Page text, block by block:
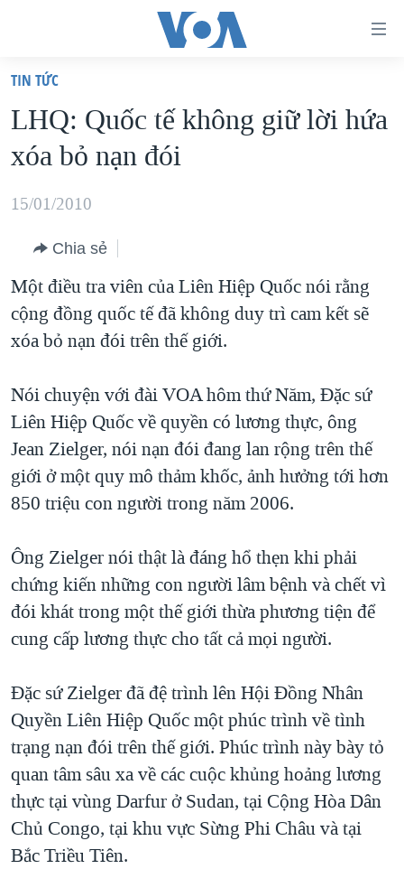
truy
cập
Tới
dung
chính
điều
hướng
chính
tới
"Tìm"
VIỆT NAM
HOA KỲ
BIỂN ĐÔNG
BLOG
DIỄN ĐÀN
MỤC
VẠCH TRẦN TIN GIẢ
NGƯỜI VIỆT HẢI NGOẠI
ĐỜI SỐNG
KINH TẾ
SỨC KHOẺ
VĂN HOÁ
THỂ THAO
GIÁO DỤC
CHUYÊN ĐỀ
CHIẾN TRANH THƯƠNG MẠI CỦA MỸ: QUÁ KHỨ VÀ HIỆN
HÀNH TRÌNH BẦU CỬ 2024
MỘT NĂM CHIẾN TRANH TẠI DẢI GAZA
GIẢI MÃ VÀNH ĐAI & CON ĐƯỜNG
TRỊNH VĨNH BÌNH - NGƯỜI HẠ 'BÊN THẮNG CUỘC'
GROUND ZERO – XƯA VÀ NAY
CHI PHÍ CHIẾN TRANH AFGHANISTAN
THƯỢNG ĐỈNH TRUMP-KIM TẠI VIỆT NAM
TRỊNH VĨNH BÌNH VS. CHÍNH PHỦ VIỆT NAM
NGƯ DÂN VIỆT VÀ LÀN SÓNG TRỘM HẢI SÂM
BÊN KIA QUỐC LỘ: TIẾNG VỌNG TỪ NÔNG THÔN MỸ
QUAN HỆ VIỆT MỸ
HỌC TIẾNG ANH
VIDEO
NGHE
MẠNG XÃ HỘI
Ngôn ngữ khác
TIN TỨC
LHQ: Quốc tế không giữ lời hứa
xóa bỏ nạn đói
15/01/2010
Chia sẻ
Một điều tra viên của Liên Hiệp Quốc nói rằng
cộng đồng quốc tế đã không duy trì cam kết sẽ
xóa bỏ nạn đói trên thế giới.
Nói chuyện với đài VOA hôm thứ Năm, Đặc sứ
Liên Hiệp Quốc về quyền có lương thực, ông
Jean Zielger, nói nạn đói đang lan rộng trên thế
giới ở một quy mô thảm khốc, ảnh hưởng tới hơn
850 triệu con người trong năm 2006.
Ông Zielger nói thật là đáng hổ thẹn khi phải
chứng kiến những con người lâm bệnh và chết vì
đói khát trong một thế giới thừa phương tiện để
cung cấp lương thực cho tất cả mọi người.
Đặc sứ Zielger đã đệ trình lên Hội Đồng Nhân
Quyền Liên Hiệp Quốc một phúc trình về tình
trạng nạn đói trên thế giới. Phúc trình này bày tỏ
quan tâm sâu xa về các cuộc khủng hoảng lương
thực tại vùng Darfur ở Sudan, tại Cộng Hòa Dân
Chủ Congo, tại khu vực Sừng Phi Châu và tại
Bắc Triều Tiên.